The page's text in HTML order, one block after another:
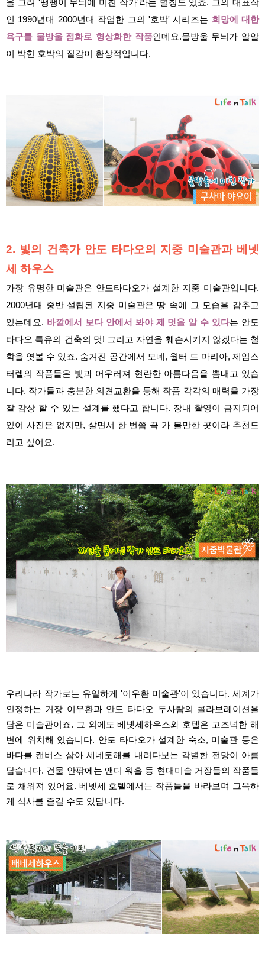
을 그려 '땡땡이 무늬에 미친 작가'라는 별칭도 있죠. 그의 대표작
인 1990년대 2000년대 작업한 그의 '호박' 시리즈는 희망에 대한
욕구를 물방울 점화로 형상화한 작품인데요.물방울 무늬가 알알
이 박힌 호박의 질감이 환상적입니다.
2. 빛의 건축가 안도 타다오의 지중 미술관과 베넷
세 하우스
가장 유명한 미술관은 안도타다오가 설계한 지중 미술관입니다.
2000년대 중반 설립된 지중 미술관은 땅 속에 그 모습을 감추고
있는데요. 바깥에서 보다 안에서 봐야 제 멋을 알 수 있다는 안도
타다오 특유의 건축의 멋! 그리고 자연을 훼손시키지 않겠다는 철
학을 엿볼 수 있죠. 숨겨진 공간에서 모네, 월터 드 마리아, 제임스
터렐의 작품들은 빛과 어우러져 현란한 아름다움을 뽐내고 있습
니다. 작가들과 충분한 의견교환을 통해 작품 각각의 매력을 가장
잘 감상 할 수 있는 설계를 했다고 합니다. 장내 촬영이 금지되어
있어 사진은 없지만, 살면서 한 번쯤 꼭 가 볼만한 곳이라 추천드
리고 싶어요.
우리나라 작가로는 유일하게 '이우환 미술관'이 있습니다. 세계가
인정하는 거장 이우환과 안도 타다오 두사람의 콜라보레이션을
담은 미술관이죠. 그 외에도 베넷세하우스와 호텔은 고즈넉한 해
변에 위치해 있습니다. 안도 타다오가 설계한 숙소, 미술관 등은
바다를 캔버스 삼아 세네토해를 내려다보는 각별한 전망이 아름
답습니다. 건물 안팎에는 앤디 워홀 등 현대미술 거장들의 작품들
로 채워져 있어요. 베넷세 호텔에서는 작품들을 바라보며 그윽하
게 식사를 즐길 수도 있답니다.